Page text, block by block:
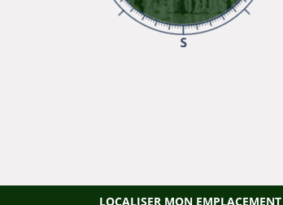
LOCALISER MON EMPLACEMENT